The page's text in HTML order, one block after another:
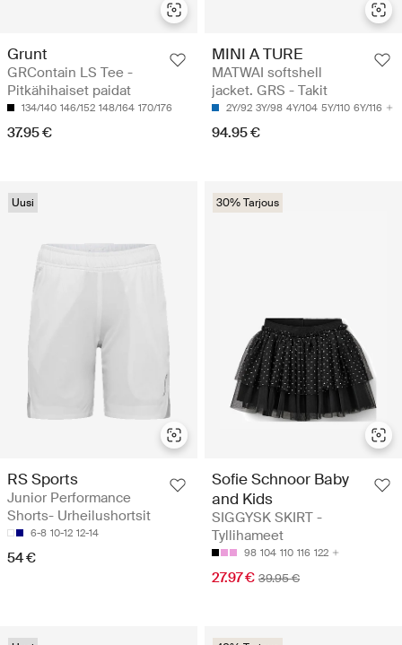
Grunt
GRContain LS Tee -
Pitkähihaiset paidat
134/140 146/152 148/164 170/176
37.95 €
MINI A TURE
MATWAI softshell
jacket. GRS - Takit
2Y/92 3Y/98 4Y/104 5Y/110 6Y/116
94.95 €
Uusi
RS Sports
Junior Performance
Shorts- Urheilushortsit
6-8 10-12 12-14
54 €
30% Tarjous
Sofie Schnoor Baby
and Kids
SIGGYSK SKIRT -
Tyllihameet
98 104 110 116 122
27.97 € 39.95 €